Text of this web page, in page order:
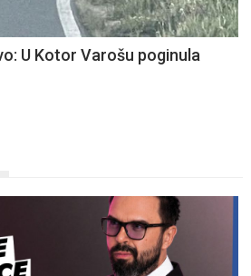
U Kotor Varošu poginula